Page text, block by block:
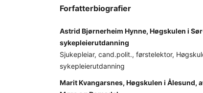
Forfatterbiografier
Astrid Bjørnerheim Hynne, Høgskulen i
sykepleierutdanning
Sjukepleiar, cand.polit., førstelektor,
sykepleierutdanning
Marit Kvangarsnes, Høgskulen i Ålesund,